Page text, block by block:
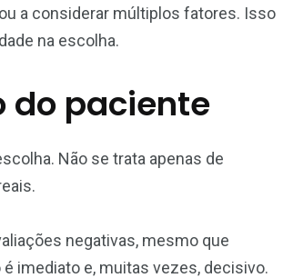
a considerar múltiplos fatores. Isso
na escolha.
do paciente
Não se trata apenas de
negativas, mesmo que
imediato e, muitas vezes, decisivo.